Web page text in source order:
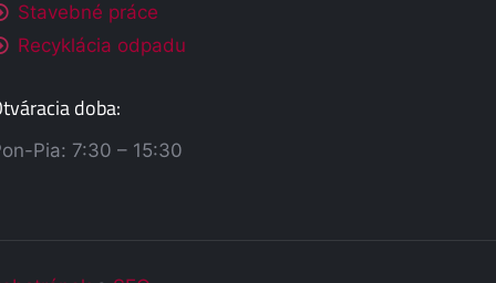
Stavebné práce
Recyklácia odpadu
doba:
Pia: 7:30 – 15:30